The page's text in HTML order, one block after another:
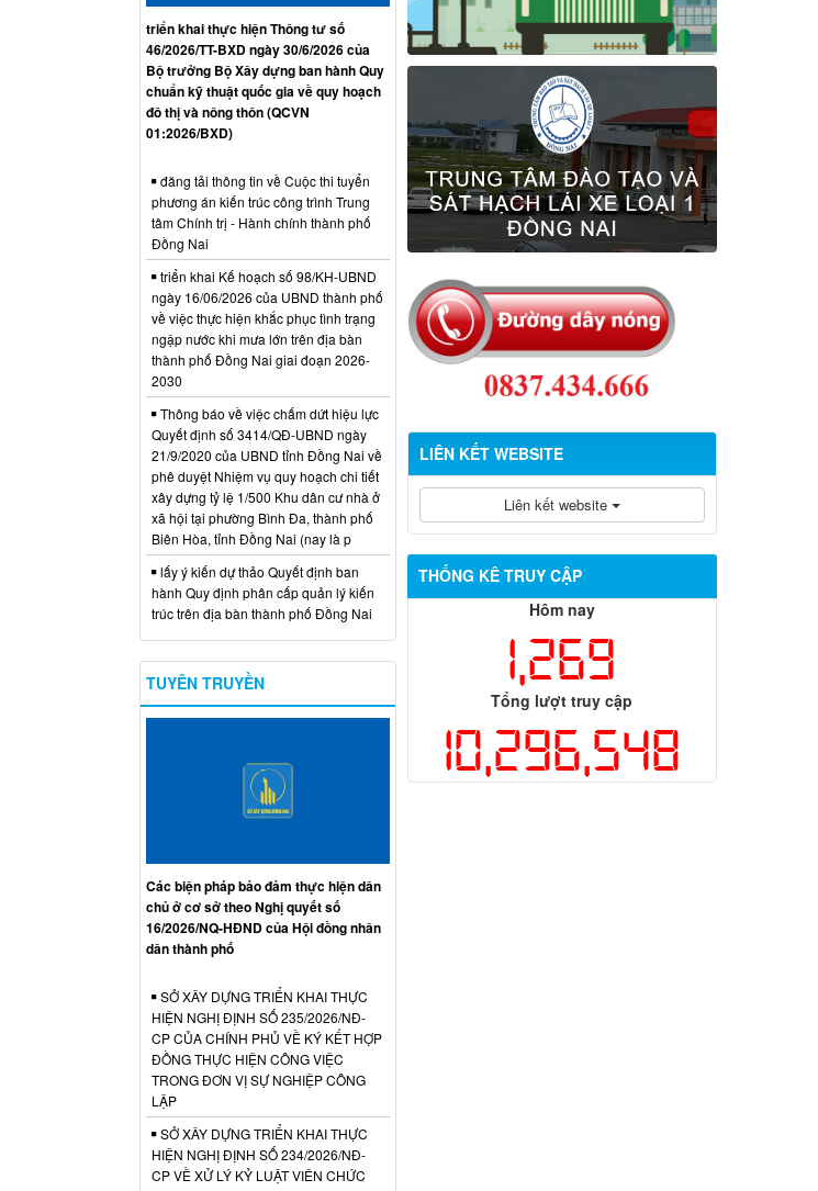
LIÊN KẾT WEBSITE
Liên kết website
THỐNG KÊ TRUY CẬP
Hôm nay
1,269
Tổng lượt truy cập
10,296,548
triển khai thực hiện Thông tư số
46/2026/TT-BXD ngày 30/6/2026 của
Bộ trưởng Bộ Xây dựng ban hành Quy
chuẩn kỹ thuật quốc gia về quy hoạch
đô thị và nông thôn (QCVN
01:2026/BXD)
đăng tải thông tin về Cuộc thi tuyển
phương án kiến trúc công trình Trung
tâm Chính trị - Hành chính thành phố
Đồng Nai
triển khai Kế hoạch số 98/KH-UBND
ngày 16/06/2026 của UBND thành phố
về việc thực hiện khắc phục tình trạng
ngập nước khi mưa lớn trên địa bàn
thành phố Đồng Nai giai đoạn 2026-
2030
Thông báo về việc chấm dứt hiệu lực
Quyết định số 3414/QĐ-UBND ngày
21/9/2020 của UBND tỉnh Đồng Nai về
phê duyệt Nhiệm vụ quy hoạch chi tiết
xây dựng tỷ lệ 1/500 Khu dân cư nhà ở
xã hội tại phường Bình Đa, thành phố
Biên Hòa, tỉnh Đồng Nai (nay là p
lấy ý kiến dự thảo Quyết định ban
hành Quy định phân cấp quản lý kiến
trúc trên địa bàn thành phố Đồng Nai
TUYÊN TRUYỀN
Các biện pháp bảo đảm thực hiện dân
chủ ở cơ sở theo Nghị quyết số
16/2026/NQ-HĐND của Hội đồng nhân
dân thành phố
SỞ XÂY DỰNG TRIỂN KHAI THỰC
HIỆN NGHỊ ĐỊNH SỐ 235/2026/NĐ-
CP CỦA CHÍNH PHỦ VỀ KÝ KẾT HỢP
ĐỒNG THỰC HIỆN CÔNG VIỆC
TRONG ĐƠN VỊ SỰ NGHIỆP CÔNG
LẬP
SỞ XÂY DỰNG TRIỂN KHAI THỰC
HIỆN NGHỊ ĐỊNH SỐ 234/2026/NĐ-
CP VỀ XỬ LÝ KỶ LUẬT VIÊN CHỨC